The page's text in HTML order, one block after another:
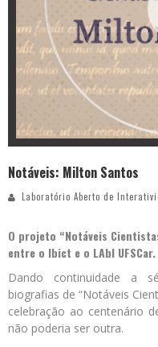
Notáveis: Milton Santos
Laboratório Aberto de
O projeto “Notáveis
entre o Ibict e o LAbI UFSCar.
Dando continuidade a
biografias de “Notáveis
celebração ao centenário
não poderia ser outra.